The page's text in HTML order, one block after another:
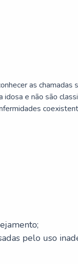
as chamadas
e não são
pelo uso